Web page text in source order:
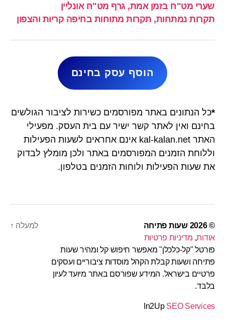
שערי מט"ח בזמן אמת, גרף מט"ח אונליין
תקרות נמתחות, תקרות מתוחות בחיפה קריות והצפון
הוסף עסק בחינם
*כל הנתונים באתר מפורסמים כשירות לציבור הגולשים
בחינם ואין לאתר קשר ישיר עם בית העסק. מפעילי
האתר kal-kalan.net אינם אחראים לשעות הפעילות
וללוחת הזמנים המפורסמים באתר ולכן מומלץ לבדוק
את שעות הפעילות ולוחות הזמנים בטלפון.
© 2026
שעות פתיחה
אודות, מדיניות פרטיות
פורטל "קל-כלכלן" מאפשר חיפוש קל ומהיר שעות
פתיחה ושעות קבלת הקהל מוסדות ציבוריים ועסקים
פרטיים בישראל. המידע שפורסם באתר מיועד לעיון
בלבד.
In2Up SEO Services
למעלה ↑